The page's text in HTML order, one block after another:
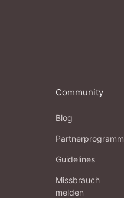
Community
Blog
Partnerprogramm
Guidelines
Missbrauch
melden